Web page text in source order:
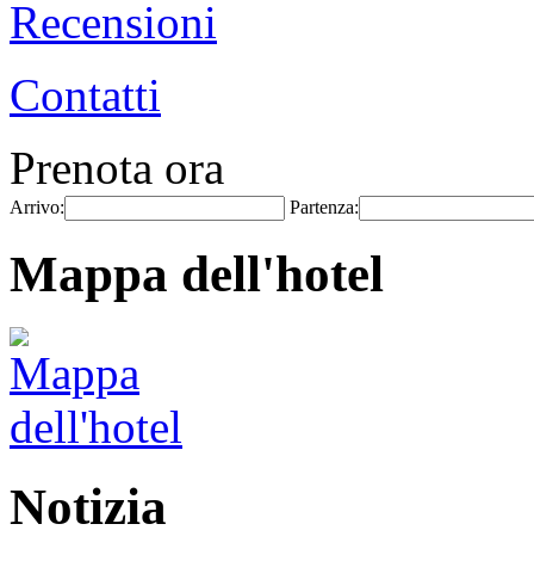
Recensioni
Contatti
Prenota ora
Arrivo: Partenza:
Mappa dell'hotel
Notizia